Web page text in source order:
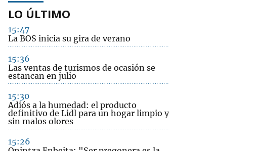
LO ÚLTIMO
15:47
La BOS inicia su gira de verano
15:36
Las ventas de turismos de ocasión se
estancan en julio
15:30
Adiós a la humedad: el producto
definitivo de Lidl para un hogar limpio y
sin malos olores
15:26